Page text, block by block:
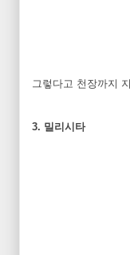
그렇다고 천장까지
3. 밀리시타